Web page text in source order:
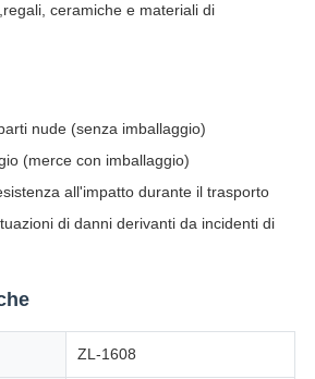
ceramiche e materiali di
nude (senza imballaggio)
(merce con imballaggio)
all'impatto durante il trasporto
di danni derivanti da incidenti di
ZL-1608